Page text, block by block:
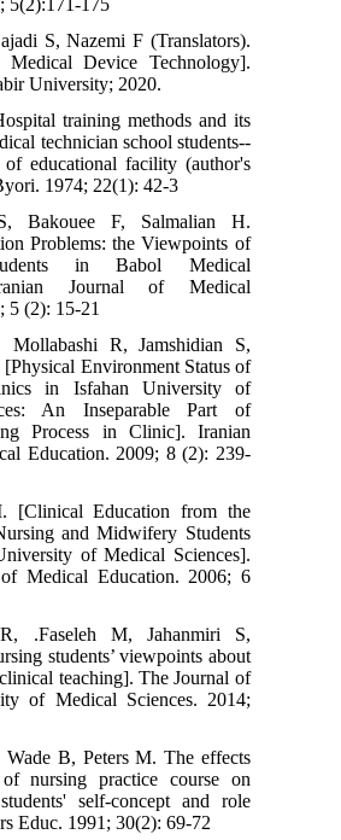
5(2):171-175
S, Nazemi F (Translators).
Medical Device Technology].
University; 2020.
training methods and its
technician school students--
of educational facility (author's
1974; 22(1): 42-3
S, Bakouee F, Salmalian H.
Problems: the Viewpoints of
in Babol Medical
Journal of Medical
5 (2): 15-21
Mollabashi R, Jamshidian S,
[Physical Environment Status of
in Isfahan University of
An Inseparable Part of
Process in Clinic]. Iranian
Education. 2009; 8 (2): 239-
[Clinical Education from the
and Midwifery Students
University of Medical Sciences].
of Medical Education. 2006; 6
R, .Faseleh M, Jahanmiri S,
students’ viewpoints about
clinical teaching]. The Journal of
of Medical Sciences. 2014;
Wade B, Peters M. The effects
of nursing practice course on
students' self-concept and role
Educ. 1991; 30(2): 69-72